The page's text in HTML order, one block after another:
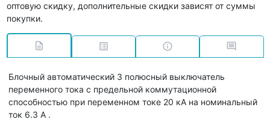
оптовую скидку, дополнительные скидки зависят от суммы
покупки.
Блочный автоматический 3 полюсный выключатель
переменного тока с предельной коммутационной
способностью при переменном токе 20 кА на номинальный
ток 6.3 А .